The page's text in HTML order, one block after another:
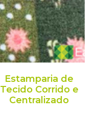
Estamparia de
Tecido Corrido e
Centralizado